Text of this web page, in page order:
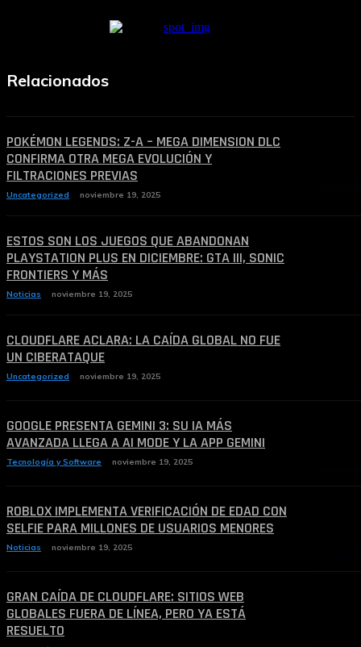
Relacionados
POKÉMON LEGENDS: Z-A – MEGA DIMENSION DLC
CONFIRMA OTRA MEGA EVOLUCIÓN Y
FILTRACIONES PREVIAS
Uncategorized noviembre 19, 2025
ESTOS SON LOS JUEGOS QUE ABANDONAN
PLAYSTATION PLUS EN DICIEMBRE: GTA III, SONIC
FRONTIERS Y MÁS
Noticias noviembre 19, 2025
CLOUDFLARE ACLARA: LA CAÍDA GLOBAL NO FUE
UN CIBERATAQUE
Uncategorized noviembre 19, 2025
GOOGLE PRESENTA GEMINI 3: SU IA MÁS
AVANZADA LLEGA A AI MODE Y LA APP GEMINI
Tecnología y Software noviembre 19, 2025
ROBLOX IMPLEMENTA VERIFICACIÓN DE EDAD CON
SELFIE PARA MILLONES DE USUARIOS MENORES
Noticias noviembre 19, 2025
GRAN CAÍDA DE CLOUDFLARE: SITIOS WEB
GLOBALES FUERA DE LÍNEA, PERO YA ESTÁ
RESUELTO